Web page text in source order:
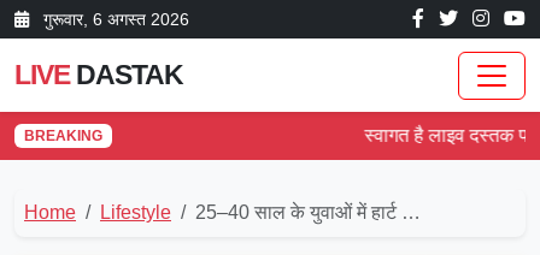
गुरूवार, 6 अगस्त 2026
LIVEDASTAK
BREAKING स्वागत है लाइव दस्तक पर!
Home Lifestyle 25–40 साल के युवाओं में हार्ट …